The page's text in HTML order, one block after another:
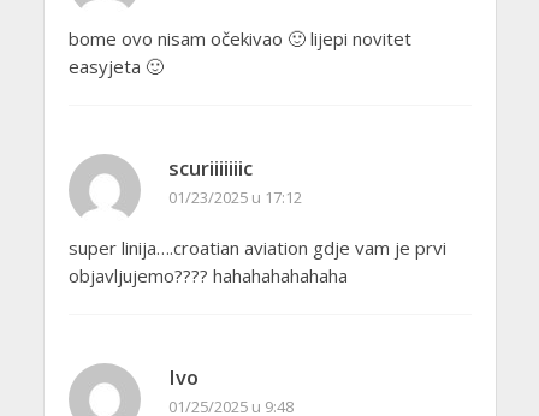
bome ovo nisam očekivao 🙂 lijepi novitet
easyjeta 🙂
scuriiiiiiic
01/23/2025 u 17:12
super linija….croatian aviation gdje vam je prvi
objavljujemo???? hahahahahahaha
Ivo
01/25/2025 u 9:48